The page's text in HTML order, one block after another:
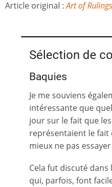
Article original :Art of
Sélection de
Baquies
Je me souviens
intéressante que
jour sur le fait que
représentaient le fait
mieux ne pas
Cela fut discuté
qui, parfois, font